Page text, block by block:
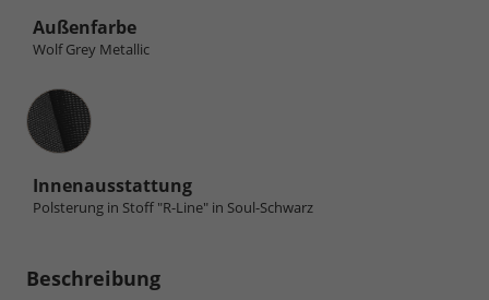
Außenfarbe
Wolf Grey Metallic
Innenausstattung
Innenausstattung
Polsterung in Stoff "R-Line" in Soul-Schwarz
Beschreibung